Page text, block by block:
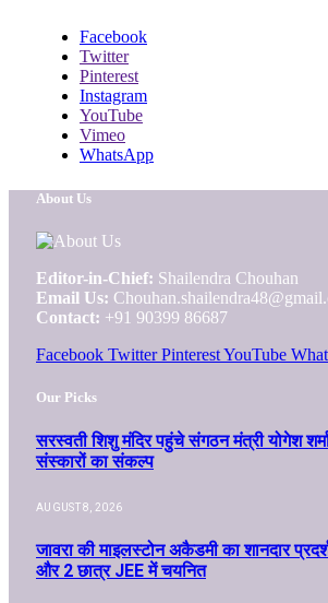
Facebook
Twitter
Pinterest
Instagram
YouTube
Vimeo
WhatsApp
About Us
Editor-in-Chief: Shailendra Chouhan
Email Us:
Contact: +91 90399 86687
Facebook Twitter PinterestYouTube
Our Picks
सरस्वती शिशु मंदिर पहुंचे संगठन मंत्री योगेश
संस्कारों का संकल्प
AUGUST 8, 2026
जावरा की माइलस्टोन अकैडमी का शानदार
और 2 छात्र JEE में चयनित